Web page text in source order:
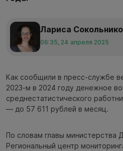
Лариса
06:35, 24 апреля 2025
Как сообщили в пресс-службе
2023-м в 2024 году денежное
среднестатистического
— до 57 611 рублей в месяц.
По словам главы министерства
Региональный центр